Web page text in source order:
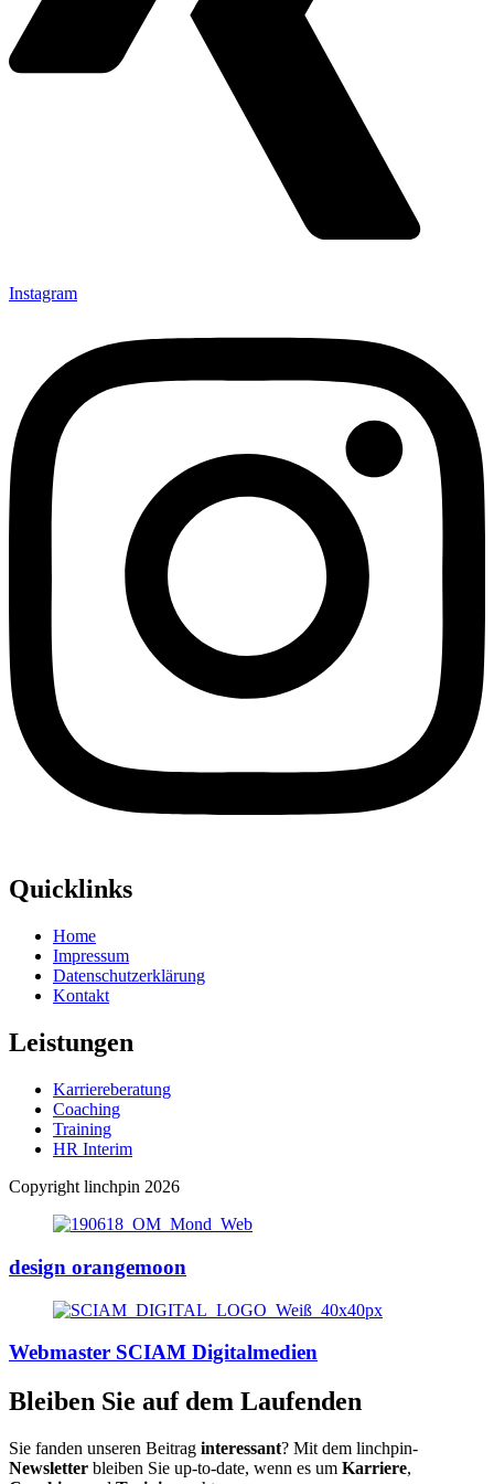
Instagram
Quicklinks
Home
Impressum
Datenschutzerklärung
Kontakt
Leistungen
Karriereberatung
Coaching
Training
HR Interim
Copyright linchpin 2026
design orangemoon
Webmaster SCIAM Digitalmedien
Bleiben Sie auf dem Laufenden
Sie fanden unseren Beitrag interessant? Mit dem linchpin-
Newsletter bleiben Sie up-to-date, wenn es um Karriere,